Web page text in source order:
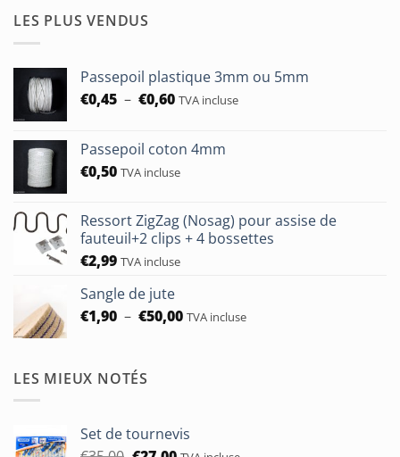
€24,00
LES PLUS VENDUS
Passepoil plastique 3mm ou 5mm
€0,45 – €0,60Plage
€0,45
à
TVA incluse
Passepoil coton 4mm
€0,50 TVA incluse
Ressort ZigZag (Nosag) pour assise de
fauteuil+2 clips + 4 bossettes
€2,99 TVA incluse
Sangle de jute
€1,90 – €50,00Plage
TVA incluse
LES MIEUX NOTÉS
Set de tournevis